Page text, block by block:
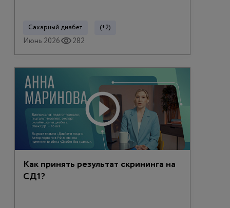
Сахарный диабет (+2)
Июнь 2026 282
Как принять результат скрининга на
СД1?